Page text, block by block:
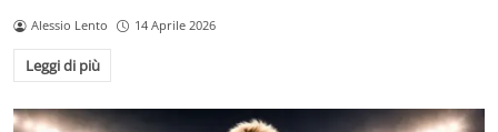
Alessio Lento 14 Aprile 2026
Leggi di più